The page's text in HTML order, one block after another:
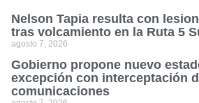
Nelson Tapia resulta con
tras volcamiento en la Ruta 5
agosto 7, 2026
Gobierno propone nuevo
excepción con interceptación
comunicaciones